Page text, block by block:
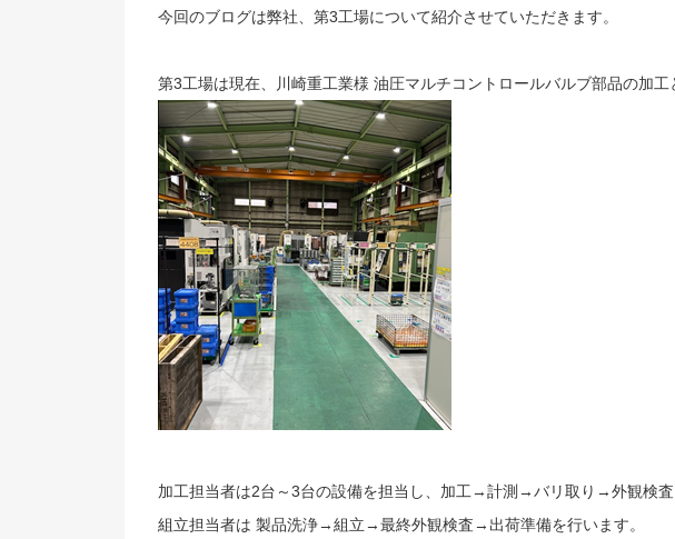
今回のブログは弊社、第3工場について紹介させていただきます。
第3工場は現在、川崎重工業様 油圧マルチコントロールバルブ部品の加工
加工担当者は2台～3台の設備を担当し、加工→計測→バリ取り→外観検査
組立担当者は 製品洗浄→組立→最終外観検査→出荷準備を行います。